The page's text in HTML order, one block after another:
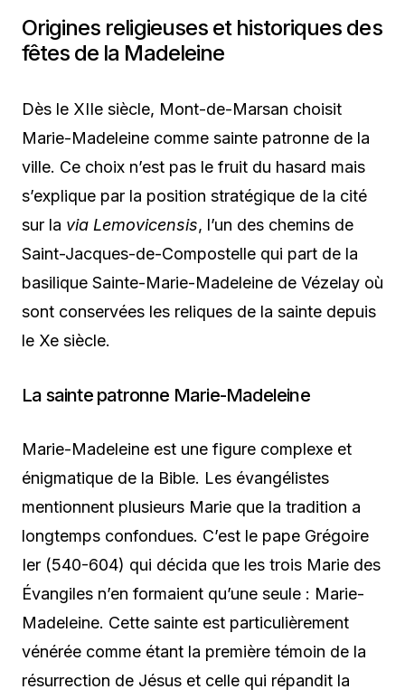
Origines religieuses et historiques des
fêtes de la Madeleine
Dès le XIIe siècle, Mont-de-Marsan choisit
Marie-Madeleine comme sainte patronne de la
ville. Ce choix n’est pas le fruit du hasard mais
s’explique par la position stratégique de la cité
sur la via Lemovicensis, l’un des chemins de
Saint-Jacques-de-Compostelle qui part de la
basilique Sainte-Marie-Madeleine de Vézelay où
sont conservées les reliques de la sainte depuis
le Xe siècle.
La sainte patronne Marie-Madeleine
Marie-Madeleine est une figure complexe et
énigmatique de la Bible. Les évangélistes
mentionnent plusieurs Marie que la tradition a
longtemps confondues. C’est le pape Grégoire
Ier (540-604) qui décida que les trois Marie des
Évangiles n’en formaient qu’une seule : Marie-
Madeleine. Cette sainte est particulièrement
vénérée comme étant la première témoin de la
résurrection de Jésus et celle qui répandit la